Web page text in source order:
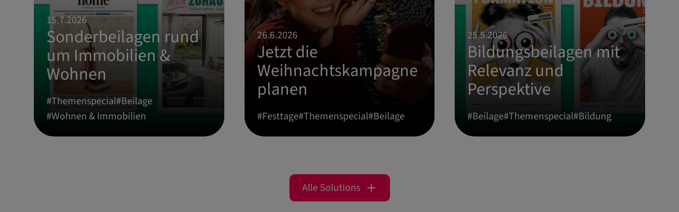
15.7.2026
Sonderbeilagen rund
um Immobilien &
Wohnen
#Themenspecial#Beilage
#Wohnen & Immobilien
26.6.2026
Jetzt die
Weihnachtskampagne
planen
#Festtage#Themenspecial#Beilage
25.5.2026
Bildungsbeilagen mit
Relevanz und
Perspektive
#Beilage#Themenspecial#Bildung
Alle Solutions